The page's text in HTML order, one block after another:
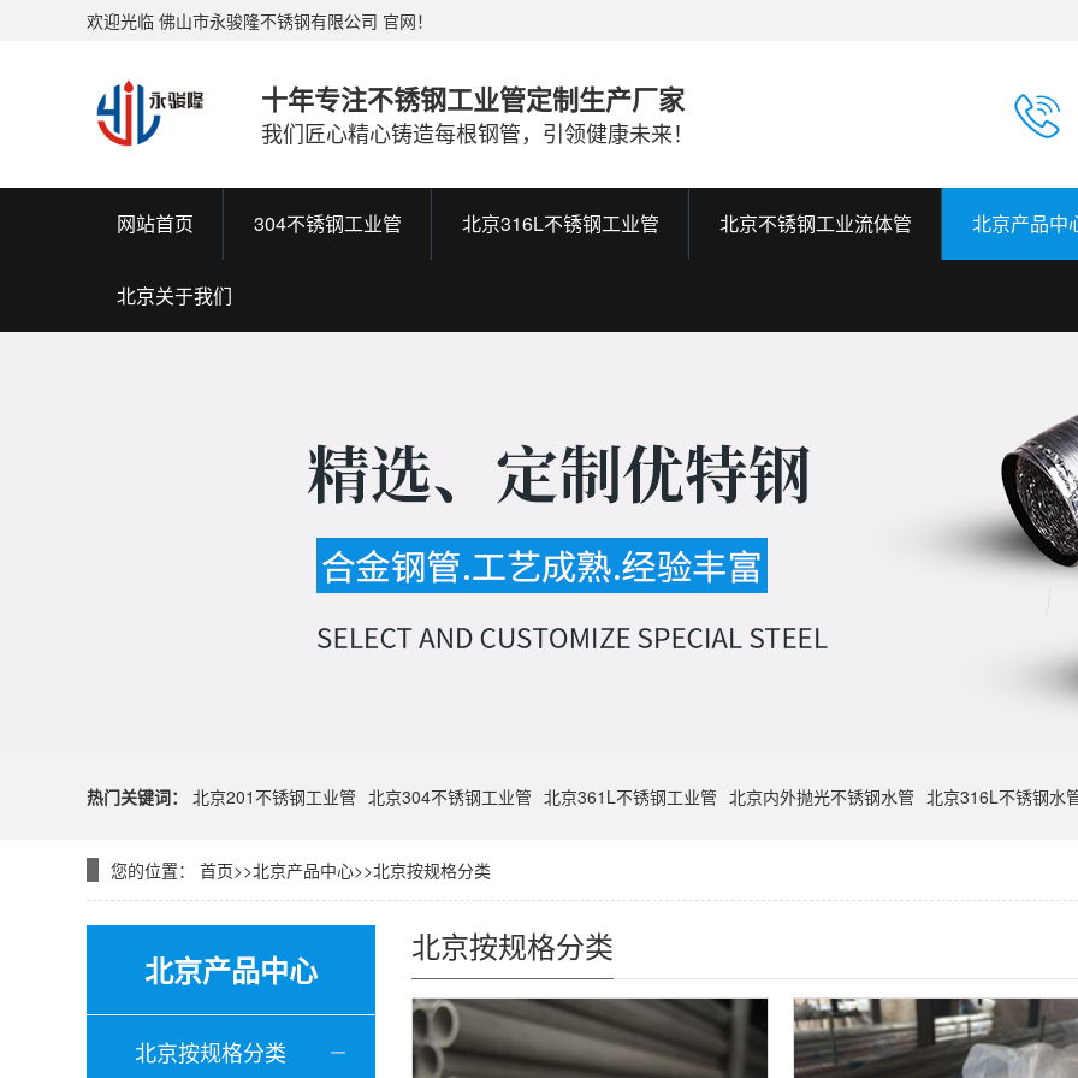
欢迎光临 佛山市永骏隆不锈钢有限公司 官网！
十年专注不锈钢工业管定制生产厂家
我们匠心精心铸造每根钢管，引领健康未来！
网站首页 304不锈钢工业管 北京316L不锈钢工业管 北京不锈钢工业流体管 北京产品中
北京关于我们
热门关键词： 北京201不锈钢工业管 北京304不锈钢工业管 北京361L不锈钢工业管 北京内外抛光不锈钢水管 北京316L不锈钢水
您的位置： 首页>>北京产品中心>>北京按规格分类
北京产品中心
北京按规格分类
北京按规格分类